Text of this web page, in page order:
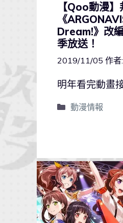
【Qoo動漫
《
Dream!》改
季放送！
2019/11/05 作者:
明年看完動畫
動漫情報